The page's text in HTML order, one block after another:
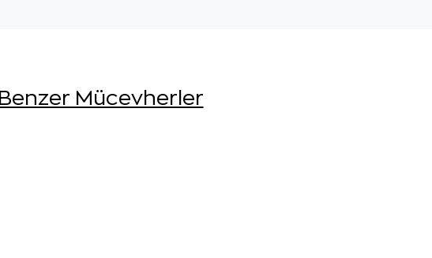
Benzer Mücevherler